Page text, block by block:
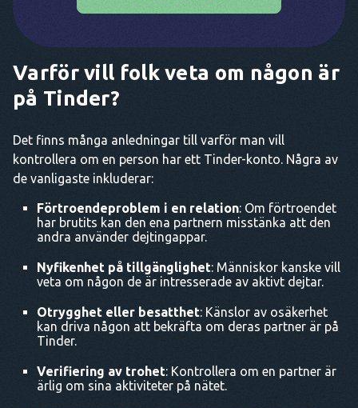
Varför vill folk veta om någon är
på Tinder?
Det finns många anledningar till varför man vill
kontrollera om en person har ett Tinder-konto. Några av
de vanligaste inkluderar:
Förtroendeproblem i en relation: Om förtroendet
har brutits kan den ena partnern misstänka att den
andra använder dejtingappar.
Nyfikenhet på tillgänglighet: Människor kanske vill
veta om någon de är intresserade av aktivt dejtar.
Otrygghet eller besatthet: Känslor av osäkerhet
kan driva någon att bekräfta om deras partner är på
Tinder.
Verifiering av trohet: Kontrollera om en partner är
ärlig om sina aktiviteter på nätet.